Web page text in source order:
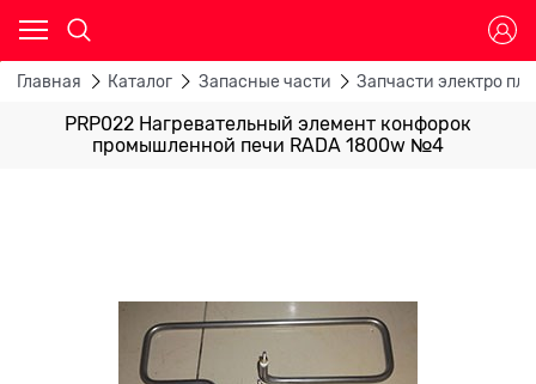
Главная Каталог Запасные части Запчасти электро
PRP022 Нагревательный элемент конфорок
промышленной печи RADA 1800w №4